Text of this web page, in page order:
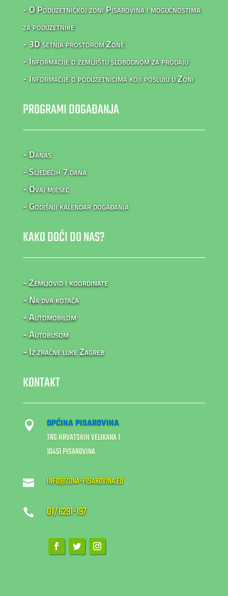
- O Poduzetničkoj zoni Pisarovina i mogućnostima
za poduzetnike
- 3D šetnja prostorom Zone
- Informacije o zemljištu slobodnom za prodaju
- Informacije o poduzetnicima koji posluju u Zoni
PROGRAMI DOGAĐANJA
- Danas
- Sljedećih 7 dana
- Ovaj mjesec
- Godišnji kalendar događanja
KAKO DOĆI DO NAS?
- Zemljovid i koordinate
- Na dva kotača
- Automobilom
- Autobusom
- Iz zračne luke Zagreb
KONTAKT

OPĆINA PISAROVINA
TRG HRVATSKIH VELIKANA 1
10451 PISAROVINA
 INFO@ZONA-PISAROVINA.EU
 01/6291-197